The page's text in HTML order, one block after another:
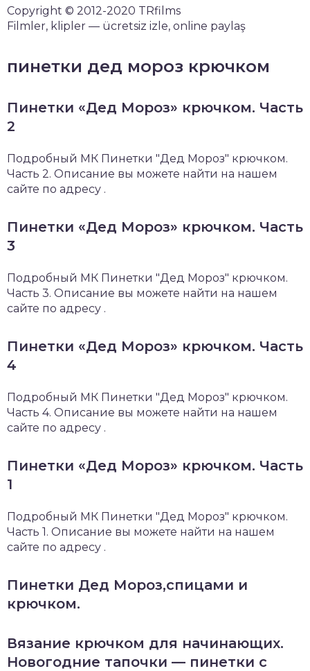
Copyright © 2012-2020 TRfilms
Filmler, klipler — ücretsiz izle, online paylaş
пинетки дед мороз крючком
Пинетки «Дед Мороз» крючком. Часть
2
Подробный МК Пинетки "Дед Мороз" крючком.
Часть 2. Описание вы можете найти на нашем
сайте по адресу .
Пинетки «Дед Мороз» крючком. Часть
3
Подробный МК Пинетки "Дед Мороз" крючком.
Часть 3. Описание вы можете найти на нашем
сайте по адресу .
Пинетки «Дед Мороз» крючком. Часть
4
Подробный МК Пинетки "Дед Мороз" крючком.
Часть 4. Описание вы можете найти на нашем
сайте по адресу .
Пинетки «Дед Мороз» крючком. Часть
1
Подробный МК Пинетки "Дед Мороз" крючком.
Часть 1. Описание вы можете найти на нашем
сайте по адресу .
Пинетки Дед Мороз,спицами и
крючком.
Вязание крючком для начинающих.
Новогодние тапочки — пинетки с